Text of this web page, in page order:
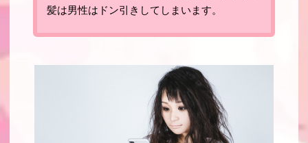
髪は男性はドン引きしてしまいます。